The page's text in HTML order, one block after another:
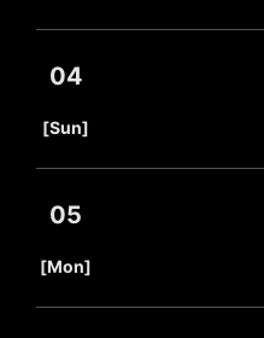
04
[Sun]
05
[Mon]